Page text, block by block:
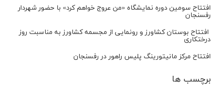
افتتاح سومین دوره نمایشگاه «من عروج خواهم کرد» با حضور شهردار
رفسنجان
افتتاح بوستان کشاورز و رونمایی از مجسمه کشاورز به مناسبت روز
درختکاری
افتتاح مرکز مانیتورینگ پلیس راهور در رفسنجان
برچسب ها